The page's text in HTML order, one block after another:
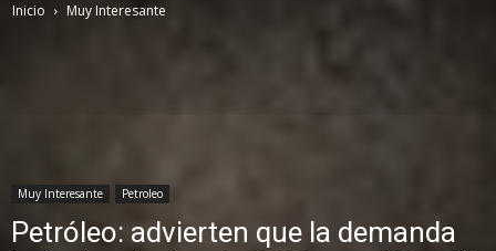
Inicio Muy Interesante
Muy Interesante Petroleo
Petróleo: advierten que la demanda